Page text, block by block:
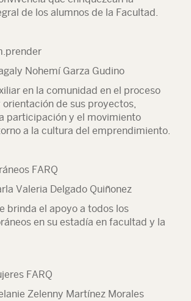
de los alumnos de la Facultad.
Nohemí Garza Gudino
en la comunidad en el proceso
de sus proyectos,
participación y el movimiento
a la cultura del emprendimiento.
FARQ
Valeria Delgado Quiñonez
brinda el apoyo a todos los
en su estadía en facultad y la
FARQ
Zelenny Martínez Morales